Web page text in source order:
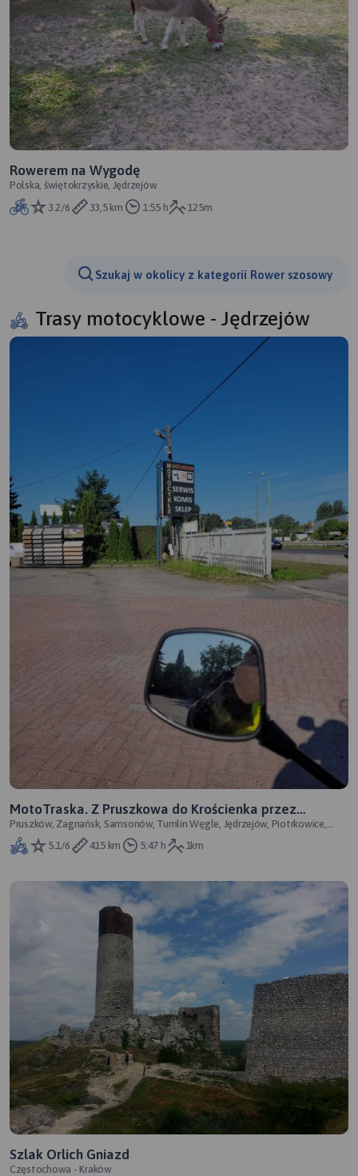
Rowerem na Wygodę
Polska, świętokrzyskie, Jędrzejów
3.2/6
33,5 km 1:55 h 125m
Szukaj w okolicy z kategorii Rower szosowy
Trasy motocyklowe - Jędrzejów
MotoTraska. Z Pruszkowa do Krościenka przez
Zagnańsk
Pruszków, Zagnańsk, Samsonów, Tumlin Węgle, Jędrzejów, Piotrkowice,
Mirów, Racławice, Tymbark, Krośc
5.1/6
415 km 5:47 h 1km
Szlak Orlich Gniazd
Częstochowa - Kraków